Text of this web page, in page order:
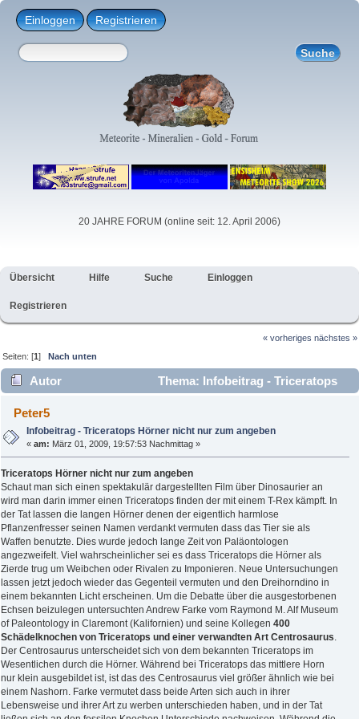
Einloggen Registrieren
20 JAHRE FORUM (online seit: 12. April 2006)
Übersicht Hilfe Suche Einloggen
Registrieren
« vorheriges nächstes »
Seiten: [1]Nach unten
Autor
Thema: Infobeitrag - Triceratops
Hörner nicht nur zum angeben (Gelesen 3373 mal)
Peter5
Infobeitrag - Triceratops Hörner nicht nur zum angeben
«am: März 01, 2009, 19:57:53 Nachmittag »
Triceratops Hörner nicht nur zum angeben
Schaut man sich einen spektakulär dargestellten Film über Dinosaurier an
wird man darin immer einen Triceratops finden der mit einem T-Rex kämpft. In
der Tat lassen die langen Hörner denen der eigentlich harmlose
Pflanzenfresser seinen Namen verdankt vermuten dass das Tier sie als
Waffen benutzte. Dies wurde jedoch lange Zeit von Paläontologen
angezweifelt. Viel wahrscheinlicher sei es dass Triceratops die Hörner als
Zierde trug um Weibchen oder Rivalen zu Imponieren. Neue Untersuchungen
lassen jetzt jedoch wieder das Gegenteil vermuten und den Dreihorndino in
einem bekannten Licht erscheinen. Um die Debatte über die ausgestorbenen
Echsen beizulegen untersuchten Andrew Farke vom Raymond M. Alf Museum
of Paleontology in Claremont (Kalifornien) und seine Kollegen 400
Schädelknochen von Triceratops und einer verwandten Art Centrosaurus.
Der Centrosaurus unterscheidet sich von dem bekannten Triceratops im
Wesentlichen durch die Hörner. Während bei Triceratops das mittlere Horn
nur klein ausgebildet ist, ist das des Centrosaurus viel größer ähnlich wie bei
einem Nashorn. Farke vermutet dass beide Arten sich auch in ihrer
Lebensweise und ihrer Art zu werben unterschieden haben, und in der Tat